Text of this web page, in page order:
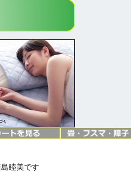
睦美です